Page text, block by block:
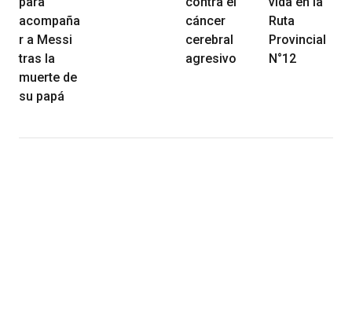
acompaña
r a Messi
tras la
muerte de
su papá
cáncer
cerebral
agresivo
Ruta
Provincial
N°12